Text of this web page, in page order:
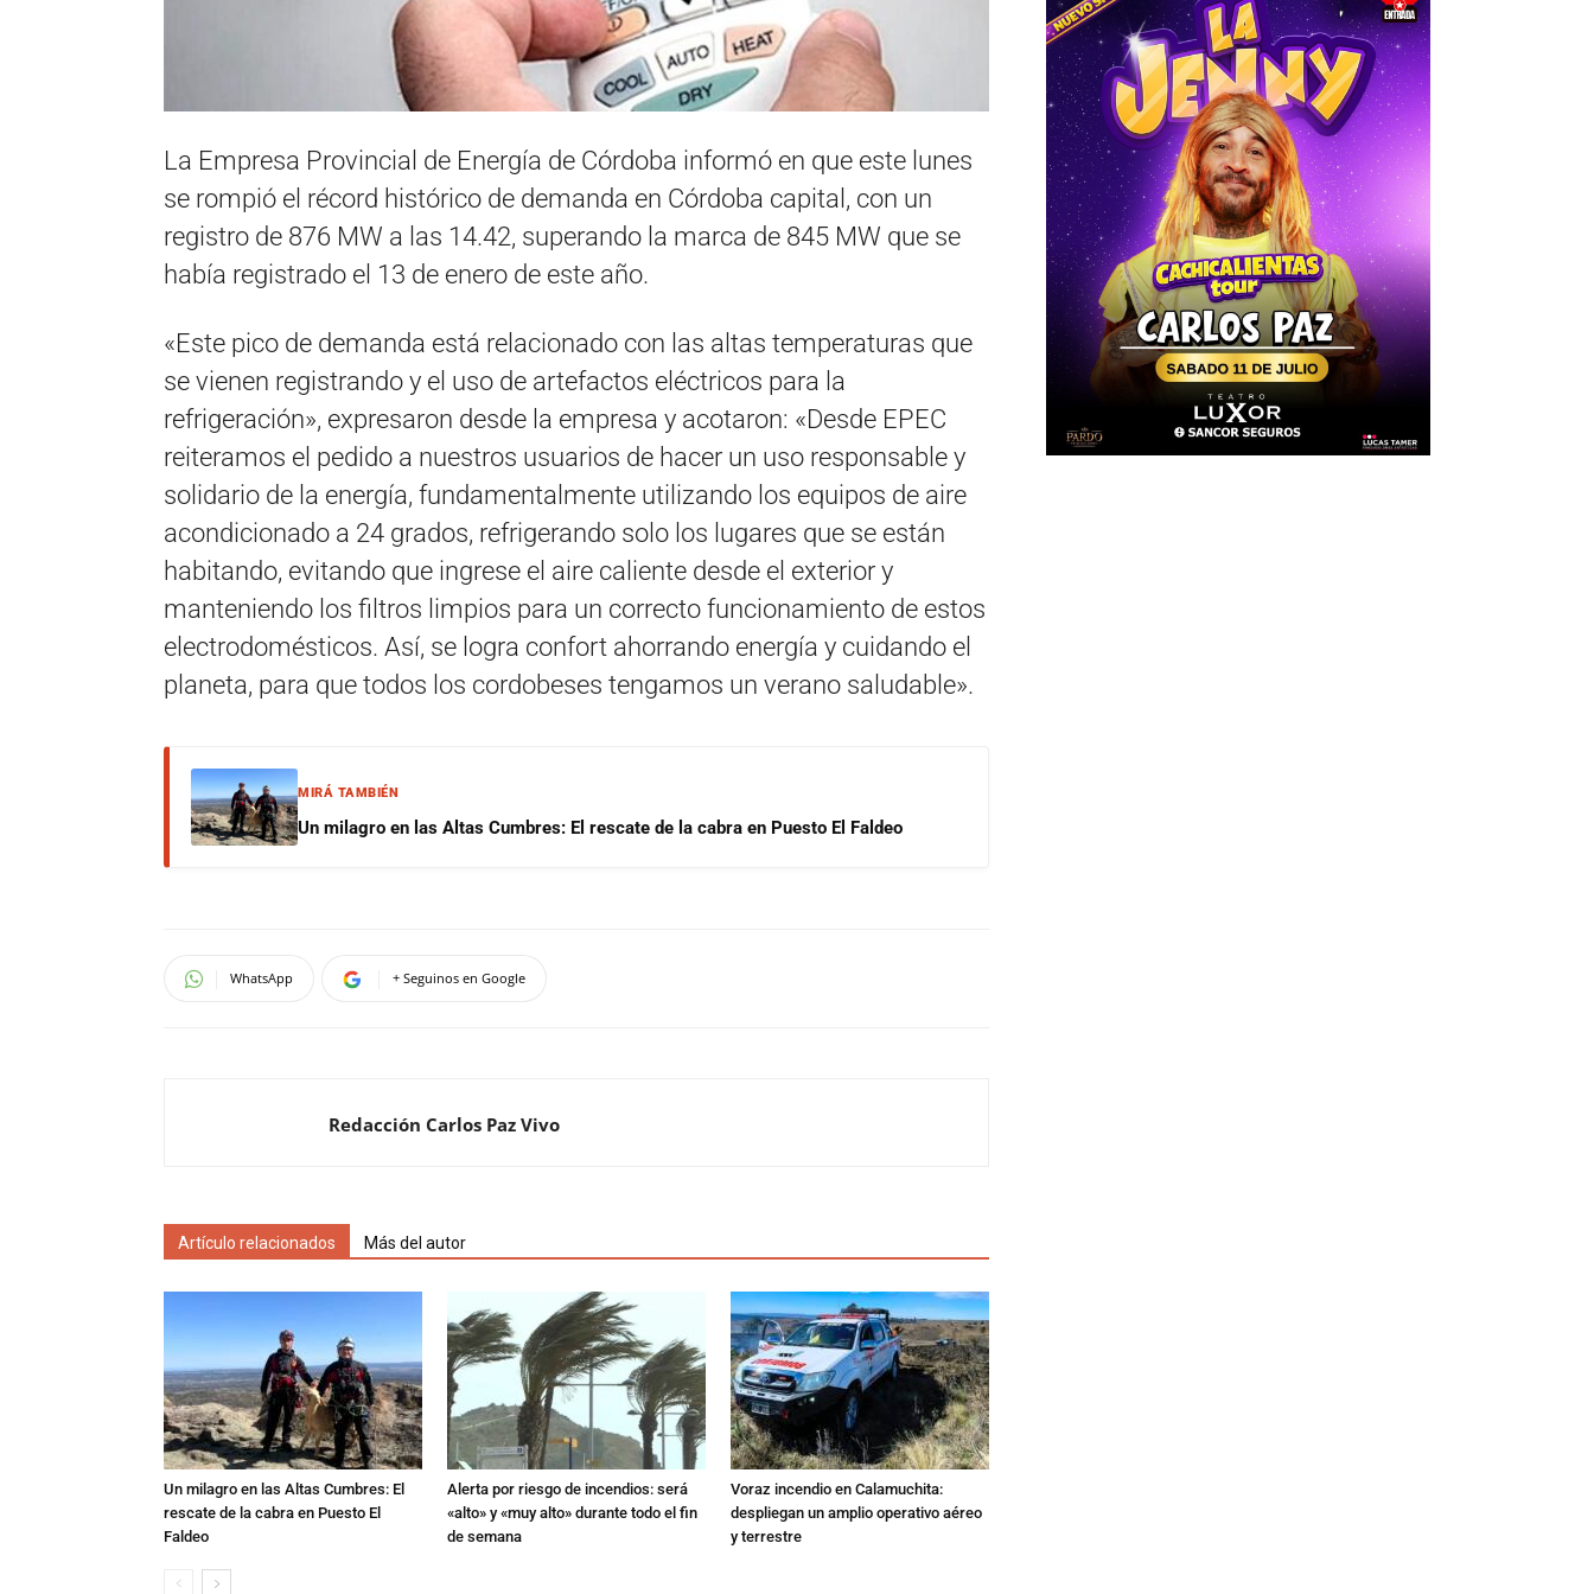
La Empresa Provincial de Energía de Córdoba informó en que este lunes
se rompió el récord histórico de demanda en Córdoba capital, con un
registro de 876 MW a las 14.42, superando la marca de 845 MW que se
había registrado el 13 de enero de este año.
«Este pico de demanda está relacionado con las altas temperaturas que
se vienen registrando y el uso de artefactos eléctricos para la
refrigeración», expresaron desde la empresa y acotaron: «Desde EPEC
reiteramos el pedido a nuestros usuarios de hacer un uso responsable y
solidario de la energía, fundamentalmente utilizando los equipos de aire
acondicionado a 24 grados, refrigerando solo los lugares que se están
habitando, evitando que ingrese el aire caliente desde el exterior y
manteniendo los filtros limpios para un correcto funcionamiento de estos
electrodomésticos. Así, se logra confort ahorrando energía y cuidando el
planeta, para que todos los cordobeses tengamos un verano saludable».
MIRÁ TAMBIÉN
Un milagro en las Altas Cumbres: El rescate de la cabra en Puesto El Faldeo
WhatsApp + Seguinos en Google
Redacción Carlos Paz Vivo
Artículo relacionados Más del autor
Un milagro en las Altas Cumbres: El
rescate de la cabra en Puesto El
Faldeo
Alerta por riesgo de incendios: será
«alto» y «muy alto» durante todo el fin
de semana
Voraz incendio en Calamuchita:
despliegan un amplio operativo aéreo
y terrestre